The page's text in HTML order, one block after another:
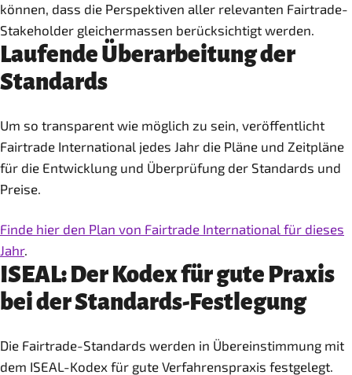
können, dass die Perspektiven aller relevanten Fairtrade-
Stakeholder gleichermassen berücksichtigt werden.
Laufende Überarbeitung der
Standards
Um so transparent wie möglich zu sein, veröffentlicht
Fairtrade International jedes Jahr die Pläne und Zeitpläne
für die Entwicklung und Überprüfung der Standards und
Preise.
Finde hier den Plan von Fairtrade International für dieses
Jahr.
ISEAL: Der Kodex für gute Praxis
bei der Standards-Festlegung
Die Fairtrade-Standards werden in Übereinstimmung mit
dem ISEAL-Kodex für gute Verfahrenspraxis festgelegt.